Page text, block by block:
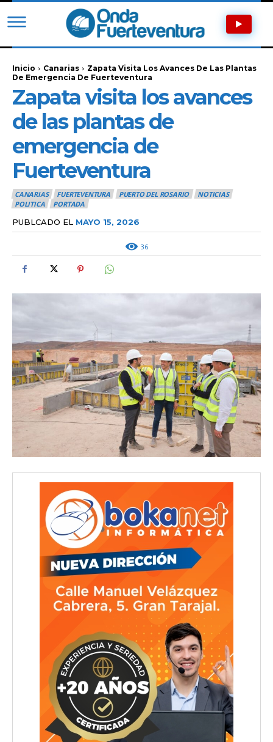
Inicio Canarias
Zapata Visita Los Avances De Las Plantas
De Emergencia De Fuerteventura
Zapata visita los avances
de las plantas de
emergencia de
Fuerteventura
CANARIAS FUERTEVENTURA PUERTO DEL ROSARIO
NOTICIAS
POLITICA
PORTADA
PUBLCADO EL MAYO 15, 2026
36